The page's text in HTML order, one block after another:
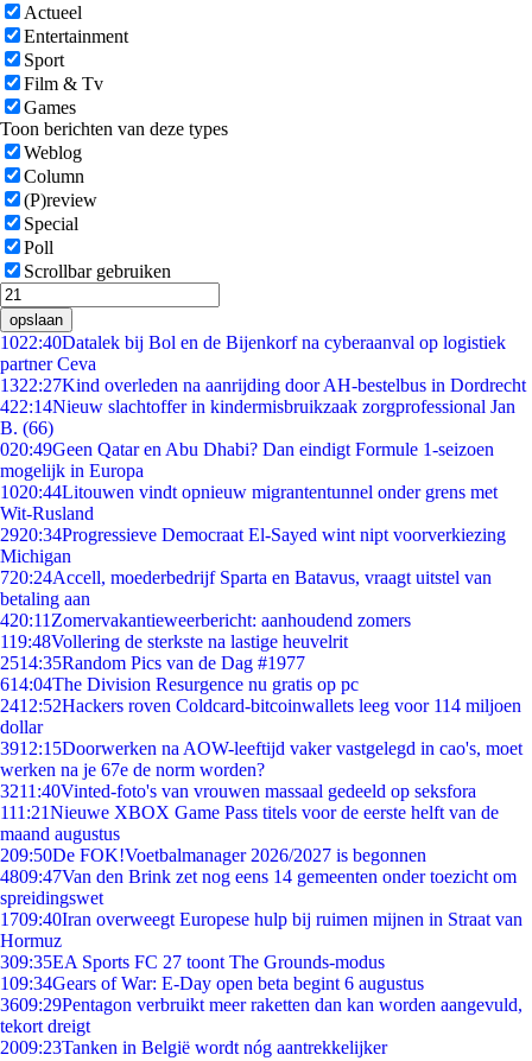
Actueel
Entertainment
Sport
Film & Tv
Games
Toon berichten van deze types
Weblog
Column
(P)review
Special
Poll
Scrollbar gebruiken
opslaan
1022:40Datalek bij Bol en de Bijenkorf na cyberaanval op logistiek
partner Ceva
1322:27Kind overleden na aanrijding door AH-bestelbus in Dordrecht
422:14Nieuw slachtoffer in kindermisbruikzaak zorgprofessional Jan
B. (66)
020:49Geen Qatar en Abu Dhabi? Dan eindigt Formule 1-seizoen
mogelijk in Europa
1020:44Litouwen vindt opnieuw migrantentunnel onder grens met
Wit-Rusland
2920:34Progressieve Democraat El-Sayed wint nipt voorverkiezing
Michigan
720:24Accell, moederbedrijf Sparta en Batavus, vraagt uitstel van
betaling aan
420:11 Zomervakantieweerbericht: aanhoudend zomers
119:48Vollering de sterkste na lastige heuvelrit
2514:35Random Pics van de Dag #1977
614:04The Division Resurgence nu gratis op pc
2412:52Hackers roven Coldcard-bitcoinwallets leeg voor 114 miljoen
dollar
3912:15Doorwerken na AOW-leeftijd vaker vastgelegd in cao's, moet
werken na je 67e de norm worden?
3211:40Vinted-foto's van vrouwen massaal gedeeld op seksfora
111:21Nieuwe XBOX Game Pass titels voor de eerste helft van de
maand augustus
209:50De FOK!Voetbalmanager 2026/2027 is begonnen
4809:47Van den Brink zet nog eens 14 gemeenten onder toezicht om
spreidingswet
1709:40Iran overweegt Europese hulp bij ruimen mijnen in Straat van
Hormuz
309:35EA Sports FC 27 toont The Grounds-modus
109:34Gears of War: E-Day open beta begint 6 augustus
3609:29Pentagon verbruikt meer raketten dan kan worden aangevuld,
tekort dreigt
2009:23Tanken in België wordt nóg aantrekkelijker